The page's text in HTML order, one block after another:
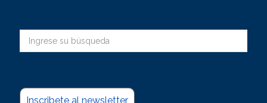
Inscribete al newsletter